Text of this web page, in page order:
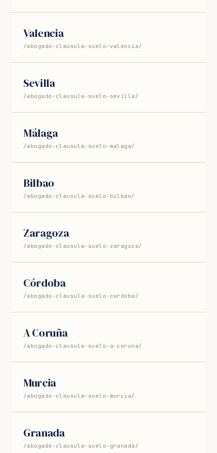
Valencia
/abogado-clausula-suelo-valencia/
Sevilla
/abogado-clausula-suelo-sevilla/
Málaga
/abogado-clausula-suelo-malaga/
Bilbao
/abogado-clausula-suelo-bilbao/
Zaragoza
/abogado-clausula-suelo-zaragoza/
Córdoba
/abogado-clausula-suelo-cordoba/
A Coruña
/abogado-clausula-suelo-a-coruna/
Murcia
/abogado-clausula-suelo-murcia/
Granada
/abogado-clausula-suelo-granada/